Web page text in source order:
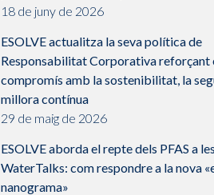
18 de juny de 2026
ESOLVE actualitza la seva política de
Responsabilitat Corporativa reforçant
compromís amb la sostenibilitat, la
millora contínua
29 de maig de 2026
ESOLVE aborda el repte dels PFAS a les
WaterTalks: com respondre a la nova
nanograma»